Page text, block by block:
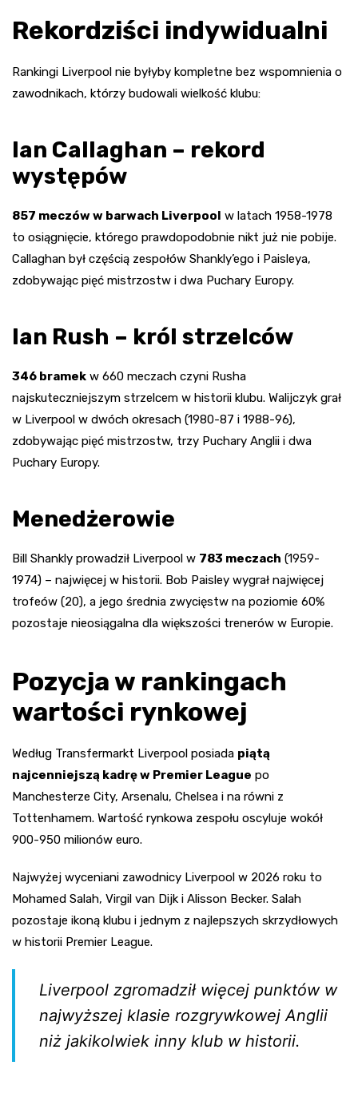
Rekordziści indywidualni
Rankingi Liverpool nie byłyby kompletne bez wspomnienia o
zawodnikach, którzy budowali wielkość klubu:
Ian Callaghan – rekord
występów
857 meczów w barwach Liverpool w latach 1958-1978
to osiągnięcie, którego prawdopodobnie nikt już nie pobije.
Callaghan był częścią zespołów Shankly’ego i Paisleya,
zdobywając pięć mistrzostw i dwa Puchary Europy.
Ian Rush – król strzelców
346 bramek w 660 meczach czyni Rusha
najskuteczniejszym strzelcem w historii klubu. Walijczyk grał
w Liverpool w dwóch okresach (1980-87 i 1988-96),
zdobywając pięć mistrzostw, trzy Puchary Anglii i dwa
Puchary Europy.
Menedżerowie
Bill Shankly prowadził Liverpool w 783 meczach (1959-
1974) – najwięcej w historii. Bob Paisley wygrał najwięcej
trofeów (20), a jego średnia zwycięstw na poziomie 60%
pozostaje nieosiągalna dla większości trenerów w Europie.
Pozycja w rankingach
wartości rynkowej
Według Transfermarkt Liverpool posiada piątą
najcenniejszą kadrę w Premier League po
Manchesterze City, Arsenalu, Chelsea i na równi z
Tottenhamem. Wartość rynkowa zespołu oscyluje wokół
900-950 milionów euro.
Najwyżej wyceniani zawodnicy Liverpool w 2026 roku to
Mohamed Salah, Virgil van Dijk i Alisson Becker. Salah
pozostaje ikoną klubu i jednym z najlepszych skrzydłowych
w historii Premier League.
Liverpool zgromadził więcej punktów w
najwyższej klasie rozgrywkowej Anglii
niż jakikolwiek inny klub w historii.